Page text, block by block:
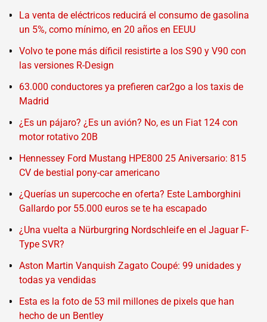
La venta de eléctricos reducirá el consumo de gasolina
un 5%, como mínimo, en 20 años en EEUU
Volvo te pone más díficil resistirte a los S90 y V90 con
las versiones R-Design
63.000 conductores ya prefieren car2go a los taxis de
Madrid
¿Es un pájaro? ¿Es un avión? No, es un Fiat 124 con
motor rotativo 20B
Hennessey Ford Mustang HPE800 25 Aniversario: 815
CV de bestial pony-car americano
¿Querías un supercoche en oferta? Este Lamborghini
Gallardo por 55.000 euros se te ha escapado
¿Una vuelta a Nürburgring Nordschleife en el Jaguar F-
Type SVR?
Aston Martin Vanquish Zagato Coupé: 99 unidades y
todas ya vendidas
Esta es la foto de 53 mil millones de pixels que han
hecho de un Bentley